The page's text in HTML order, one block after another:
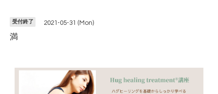
受付終了 2021-05-31 (Mon)
満